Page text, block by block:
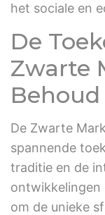
het sociale en
De
Zwarte
De Zwarte
spannende
traditie en de
ontwikkelingen
om de unieke